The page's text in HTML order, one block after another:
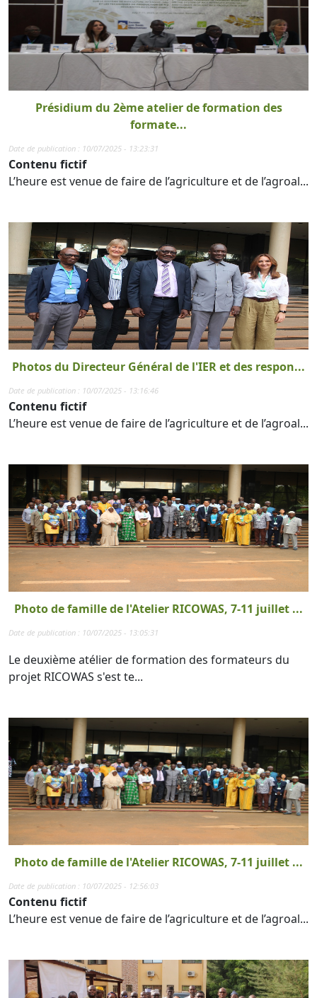
Présidium du 2ème atelier de formation des
formate...
Date de publication : 10/07/2025 - 13:23:31
Contenu fictif
L’heure est venue de faire de l’agriculture et de l’agroal...
Photos du Directeur Général de l'IER et des respon...
Date de publication : 10/07/2025 - 13:16:46
Contenu fictif
L’heure est venue de faire de l’agriculture et de l’agroal...
Photo de famille de l'Atelier RICOWAS, 7-11 juillet ...
Date de publication : 10/07/2025 - 13:05:31
Le deuxième atélier de formation des formateurs du
projet RICOWAS s'est te...
Photo de famille de l'Atelier RICOWAS, 7-11 juillet ...
Date de publication : 10/07/2025 - 12:56:03
Contenu fictif
L’heure est venue de faire de l’agriculture et de l’agroal...